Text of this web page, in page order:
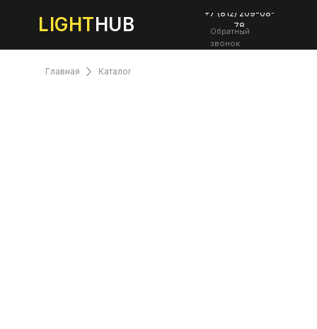
LIGHTHUB
+7 (812) 209-08-
78
Обратный
звонок
Каталог
Главная